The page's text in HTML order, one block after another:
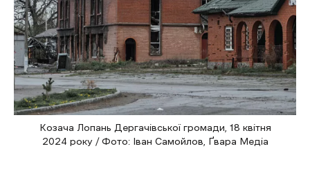
Козача Лопань Дергачівської громади, 18 квітня
2024 року / Фото: Іван Самойлов, Ґвара Медіа